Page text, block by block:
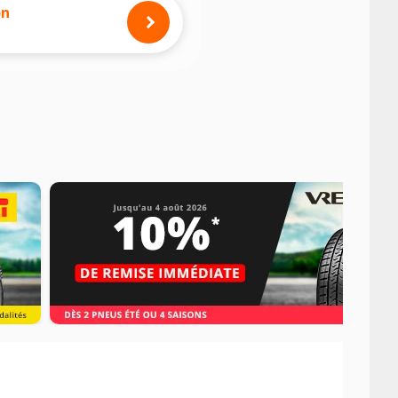
des pneus montés sur votre